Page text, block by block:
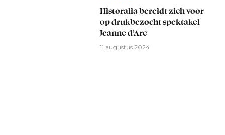
Historalia bereidt zich voor
op drukbezocht spektakel
Jeanne d’Arc
11 augustus 2024